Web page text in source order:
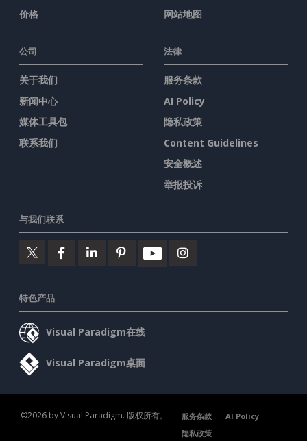
价格
网站地图
公司
关于我们
新闻中心
媒体工具包
联系我们
法律
服务条款
AI Policy
隐私政策
Content Guidelines
安全概述
举报投诉
与我们联系
特色产品
Visual Paradigm在线
Visual Paradigm桌面
©2026 by Visual Paradigm. 版权所有。 服务条款
AI Policy
隐私政策